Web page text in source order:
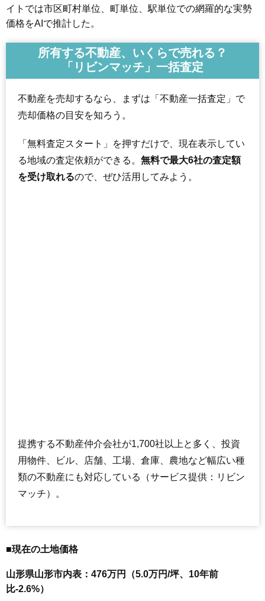
イトでは市区町村単位、町単位、駅単位での網羅的な実勢
価格をAIで推計した。
所有する不動産、いくらで売れる？
「リビンマッチ」一括査定
不動産を売却するなら、まずは「不動産一括査定」で
売却価格の目安を知ろう。
「無料査定スタート」を押すだけで、現在表示してい
る地域の査定依頼ができる。 無料で最大6社の査定額
を受け取れるので、ぜひ活用してみよう。
提携する不動産仲介会社が1,700社以上と多く、投資
用物件、ビル、店舗、工場、倉庫、農地など幅広い種
類の不動産にも対応している（サービス提供：リビン
マッチ）。
■現在の土地価格
山形県山形市内表：476万円（5.0万円/坪、10年前
比-2.6%）